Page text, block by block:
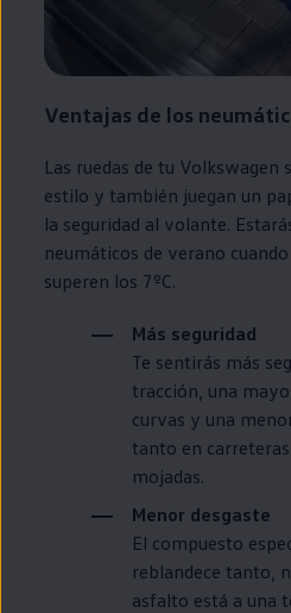
Ventajas de los
Las ruedas de tu Volkswagen
estilo y también juegan un
la seguridad al volante.
neumáticos de verano
superen los 7ºC.
Más seguridad
Te sentirás más
tracción, una
curvas y una
tanto en
mojadas.
Menor desgaste
El compuesto
reblandece tanto,
asfalto está a una